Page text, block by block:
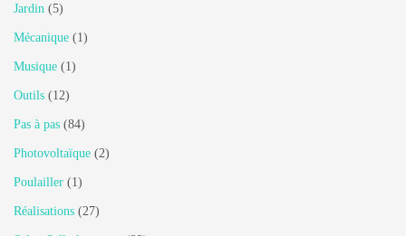
Jardin (5)
Mécanique (1)
Musique (1)
Outils (12)
Pas à pas (84)
Photovoltaïque (2)
Poulailler (1)
Réalisations (27)